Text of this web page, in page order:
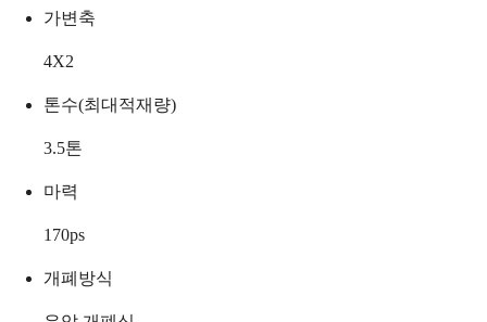
가변축
4X2
톤수(최대적재량)
3.5톤
마력
170ps
개폐방식